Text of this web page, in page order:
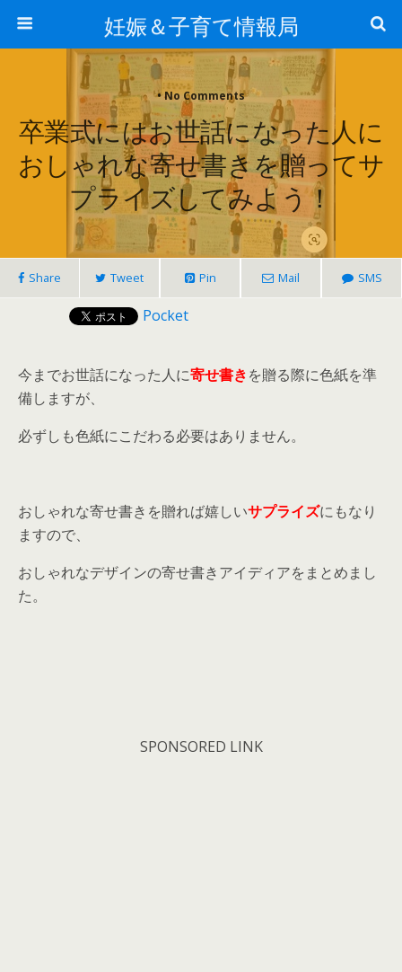
妊娠＆子育て情報局
• No Comments
卒業式にはお世話になった人に
おしゃれな寄せ書きを贈ってサ
プライズしてみよう！
Share Tweet Pin Mail SMS
Pocket
今までお世話になった人に寄せ書きを贈る際に色紙を準
備しますが、
必ずしも色紙にこだわる必要はありません。
おしゃれな寄せ書きを贈れば嬉しいサプライズにもなり
ますので、
おしゃれなデザインの寄せ書きアイディアをまとめまし
た。
SPONSORED LINK